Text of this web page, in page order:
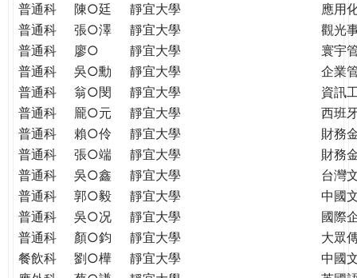
普通科
陳○廷 靜宜大學
應用
普通科
張○澤 靜宜大學
觀光
普通科
廖○ 靜宜大學
寰宇
普通科
吳○勳 靜宜大學
企業
普通科
翁○閔 靜宜大學
資訊
普通科
龎○元 靜宜大學
西班
普通科
賴○伶 靜宜大學
財務
普通科
張○端 靜宜大學
財務
普通科
吳○鑫 靜宜大學
台灣
普通科
郭○毅 靜宜大學
中國
普通科
吳○况 靜宜大學
國際
普通科
顏○鈞 靜宜大學
大眾
餐飲科
劉○樺 靜宜大學
中國